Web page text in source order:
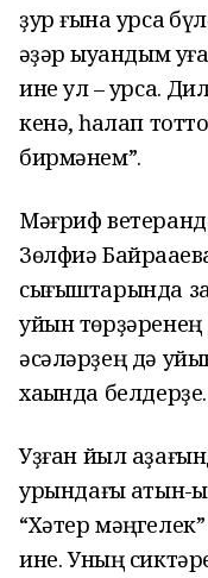
ҙур ғына ҡурсаҡ
ҡәҙәр ҡыуандым
ине ул – ҡурсаҡ.
кенә, һаҡлап
бирмәнем”.
Мәғриф
Зөлфиә
сығыштарында
уйын төрҙәренең
әсәләрҙең дә
хаҡында белдерҙе.
Уҙған йыл аҙағын
урындағы ҡ атын-ҡы
“Хәтермәңгелек”
ине.Уның сикт